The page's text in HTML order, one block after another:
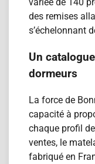
des remises
s’échelonnant
Un
dormeurs
La force de
capacité à
chaque profil
ventes, le
fabriqué en